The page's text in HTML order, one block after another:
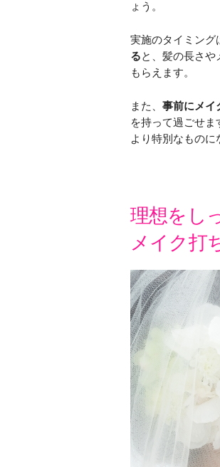
ょう。
実施のタイミング
ると、髪の長さ
もらえます。
また、 事前にメイ
を持って過ごせ
より特別なものに
理想をし
メイク打